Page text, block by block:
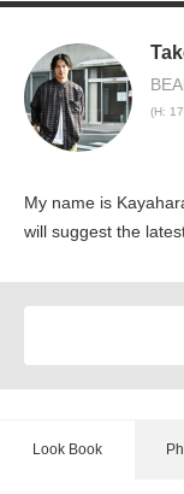
(H:
My name is
will suggest the
Look Book